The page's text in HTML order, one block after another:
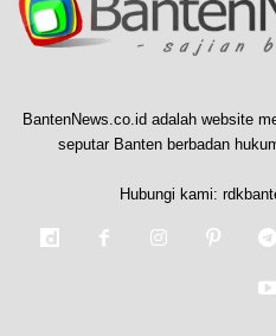
BantenNews.co.id adalah website
seputar Banten berbadan
Hubungi kami: